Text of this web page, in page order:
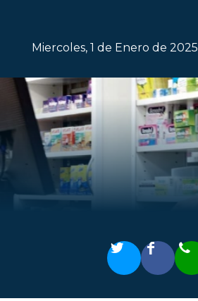
Miercoles, 1 de Enero de 2025